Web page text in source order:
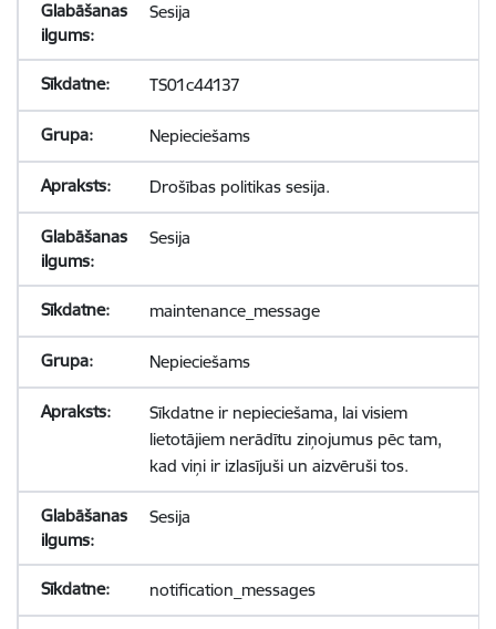
Sesija
TS01c44137
Nepieciešams
Drošības politikas sesija.
Sesija
maintenance_message
Nepieciešams
Sīkdatne ir nepieciešama, lai visiem
lietotājiem nerādītu ziņojumus pēc tam,
kad viņi ir izlasījuši un aizvēruši tos.
Sesija
notification_messages